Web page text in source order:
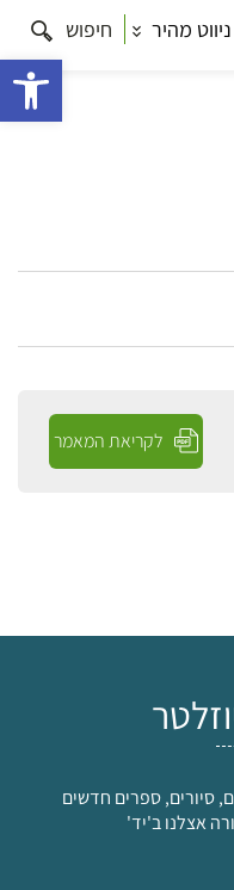
ניווט מהיר חיפוש
לקריאת המאמר
סיורים, ספרים חדשים
אצלנו ב'יד'